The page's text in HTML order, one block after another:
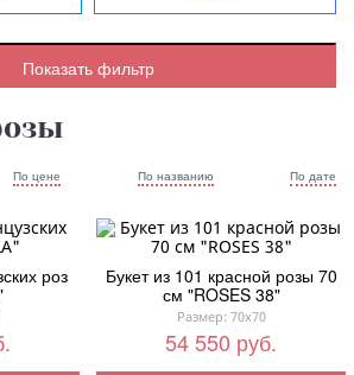
20 стр 7
Показать фильтр
По цене По названию По дате
роз
Букет из 101 красной розы 70
см "ROSES 38"
Размер: 70x70
54 550 руб.